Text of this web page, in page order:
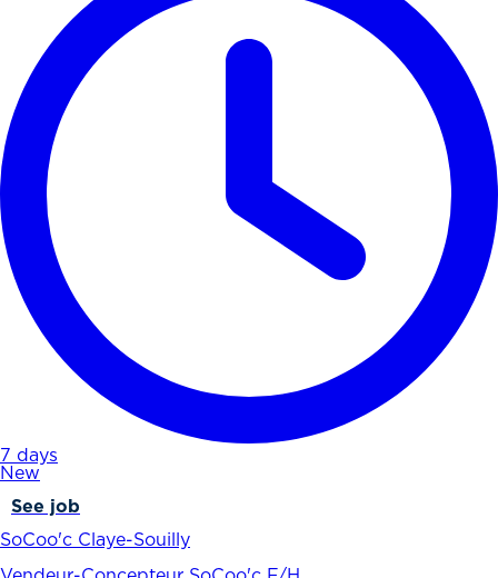
7 days
New
See job
SoCoo'c Claye-Souilly